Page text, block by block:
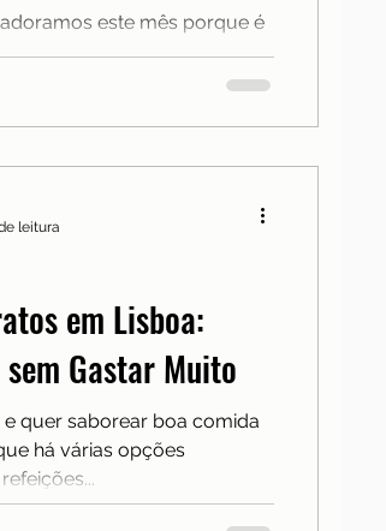
este mês porque é
energia diferente — mais
em Lisboa:
Gastar Muito
quer saborear boa comida
há várias opções
leitura